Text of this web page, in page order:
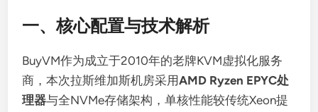
一、核心配置与技术解析
BuyVM作为成立于2010年的老牌KVM虚拟化服务
商，本次拉斯维加斯机房采用AMD Ryzen EPYC处
理器与全NVMe存储架构，单核性能较传统Xeon提